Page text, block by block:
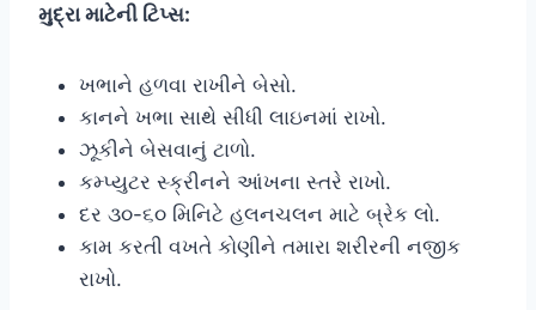
મુદ્રા માટેની ટિપ્સ:
ખભાને હળવા રાખીને બેસો.
કાનને ખભા સાથે સીધી લાઇનમાં રાખો.
ઝૂકીને બેસવાનું ટાળો.
કમ્પ્યુટર સ્ક્રીનને આંખના સ્તરે રાખો.
દર ૩૦-૬૦ મિનિટે હલનચલન માટે બ્રેક લો.
કામ કરતી વખતે કોણીને તમારા શરીરની નજીક
રાખો.